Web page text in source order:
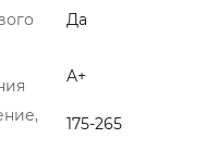
Да
A+
175-265